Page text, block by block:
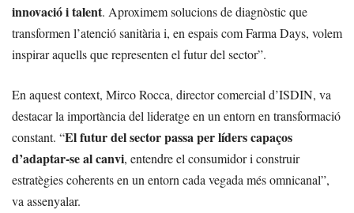
innovació i talent. Aproximem solucions de diagnòstic que
transformen l’atenció sanitària i, en espais com Farma Days, volem
inspirar aquells que representen el futur del sector”.
En aquest context, Mirco Rocca, director comercial d’ISDIN, va
destacar la importància del lideratge en un entorn en transformació
constant. “El futur del sector passa per líders capaços
d’adaptar-se al canvi, entendre el consumidor i construir
estratègies coherents en un entorn cada vegada més omnicanal”,
va assenyalar.